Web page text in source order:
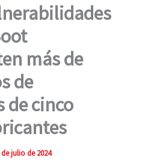
más de
de
de cinco
de julio de 2024